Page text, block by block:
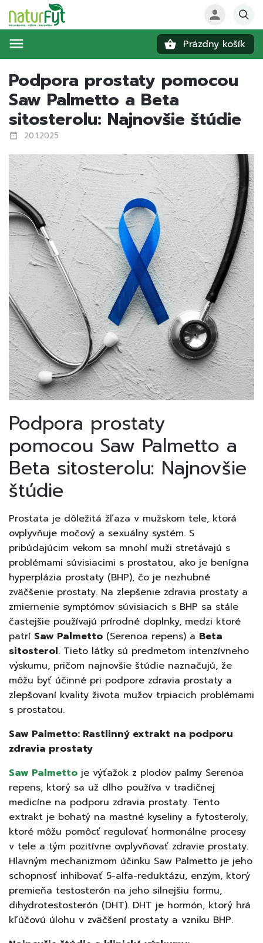
Prázdny košík
Podpora prostaty pomocou
Saw Palmetto a Beta
sitosterolu: Najnovšie štúdie
20.1.2025
Podpora prostaty
pomocou Saw Palmetto a
Beta sitosterolu: Najnovšie
štúdie
Prostata je dôležitá žľaza v mužskom tele, ktorá
ovplyvňuje močový a sexuálny systém. S
pribúdajúcim vekom sa mnohí muži stretávajú s
problémami súvisiacimi s prostatou, ako je benígna
hyperplázia prostaty (BHP), čo je nezhubné
zväčšenie prostaty. Na zlepšenie zdravia prostaty a
zmiernenie symptómov súvisiacich s BHP sa stále
častejšie používajú prírodné doplnky, medzi ktoré
patrí Saw Palmetto (Serenoa repens) a Beta
sitosterol. Tieto látky sú predmetom intenzívneho
výskumu, pričom najnovšie štúdie naznačujú, že
môžu byť účinné pri podpore zdravia prostaty a
zlepšovaní kvality života mužov trpiacich problémami
s prostatou.
Saw Palmetto: Rastlinný extrakt na podporu
zdravia prostaty
Saw Palmetto je výťažok z plodov palmy Serenoa
repens, ktorý sa už dlho používa v tradičnej
medicíne na podporu zdravia prostaty. Tento
extrakt je bohatý na mastné kyseliny a fytosteroly,
ktoré môžu pomôcť regulovať hormonálne procesy
v tele a tým pozitívne ovplyvňovať zdravie prostaty.
Hlavným mechanizmom účinku Saw Palmetto je jeho
schopnosť inhibovať 5-alfa-reduktázu, enzým, ktorý
premieňa testosterón na jeho silnejšiu formu,
dihydrotestosterón (DHT). DHT je hormón, ktorý hrá
kľúčovú úlohu v zväčšení prostaty a vzniku BHP.